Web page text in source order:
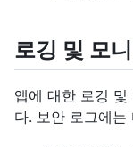
로깅 및 모
앱에 대한 로깅 및
다. 보안 로그에는